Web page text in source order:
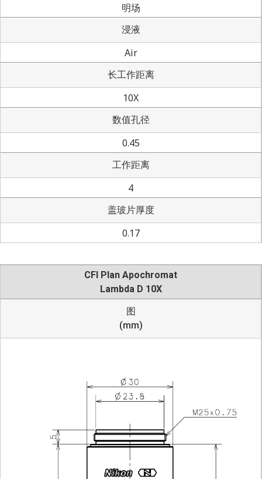
明场
浸液
Air
长工作距离
10X
数值孔径
0.45
工作距离
4
盖玻片厚度
0.17
CFI Plan Apochromat
Lambda D 10X
图
(mm)